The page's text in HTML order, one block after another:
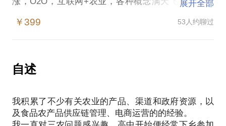
想和社会价值？亦或是你有意投资农业，但具体从哪
学院农业发展专业，回国工作后，12年来我从事过农
村发展、互联网+农业、农业无人机等工作，中间还
如果你对以下话题感兴趣，我们可以一起探讨：
中国政府三农政策的演变、现状和未来趋势
展开全部
￥399 53人约聊过
自述
我积累了不少有关农业的产品、渠道和政府资源，以
及食品农产品供应链管理、电商运营的的经验。